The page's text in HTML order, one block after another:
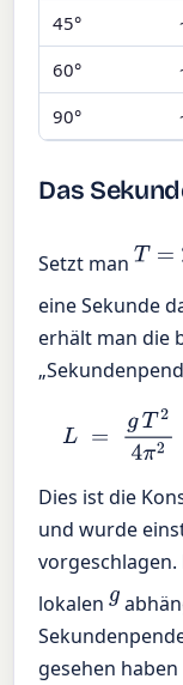
45°
60°
90°
Das
Setzt man T= 2
eine Sekunde
erhält man die
=gT24
Dies ist die
und wurde
vorgeschlagen.
lokaleng
gesehen